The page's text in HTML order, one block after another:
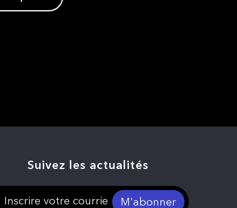
Suivez les actualités
M'abonner